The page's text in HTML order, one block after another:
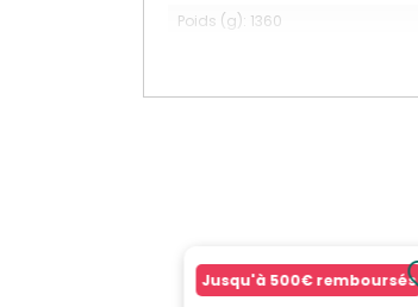
Poids (g): 1360
Type de mise au point: Interne
Jusqu'à 500€ remboursés